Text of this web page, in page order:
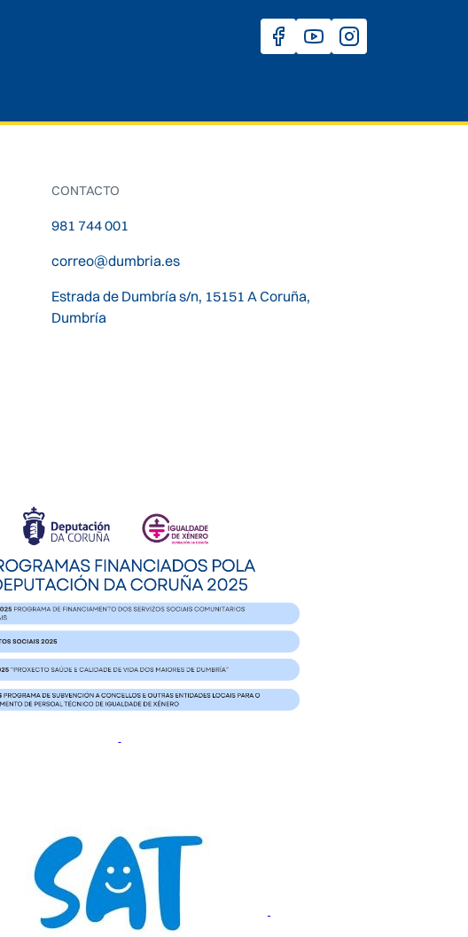
CONTACTO
981 744 001
correo@dumbria.es
Estrada de Dumbría s/n, 15151 A Coruña,
Dumbría